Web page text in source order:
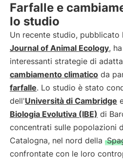
Farfalle e
lo studio
Un recente studio, pubblicato
Journal of Animal Ecology,
interessanti strategie di
cambiamento climatico da
farfalle. Lo studio è stato
dell'Università di Cambridge
Biologia Evolutiva (IBE) di
concentrati sulle popolazioni
Catalogna, nel nord della
confrontate con le loro